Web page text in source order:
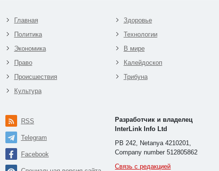
Главная
Политика
Экономика
Право
Происшествия
Культура
Здоровье
Технологии
В мире
Калейдоскоп
Трибуна
RSS
Telegram
Facebook
Разработчик и владелец
InterLink Info Ltd
PB 242, Netanya 4210201,
Company number 512805862
Связь с редакцией